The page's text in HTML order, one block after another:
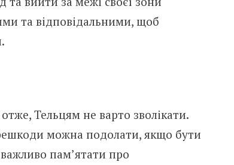
та відповідальними, щоб
Тельцям не варто зволікати.
можна подолати, якщо бути
пам’ятати про